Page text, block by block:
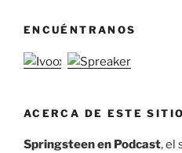
ENCUÉNTRANOS
ACERCA DE ESTE SITIO
Springsteen en Podcast, el